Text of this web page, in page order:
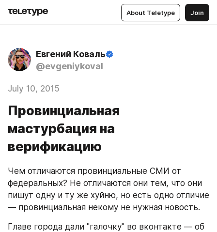
About Teletype Join
Евгений Коваль
@evgeniykoval
July 10, 2015
Провинциальная
мастурбация на
верификацию
Чем отличаются провинциальные СМИ от
федеральных? Не отличаются они тем, что они
пишут одну и ту же хуйню, но есть одно отличие
— провинциальная некому не нужная новость.
Главе города дали "галочку" во вконтакте — об